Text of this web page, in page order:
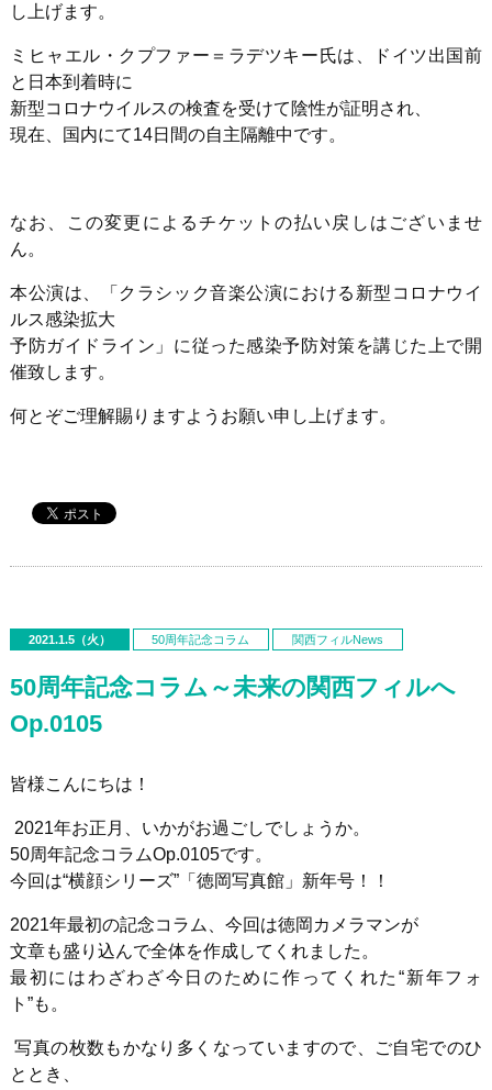
し上げます。
ミヒャエル・クプファー＝ラデツキー氏は、ドイツ出国前
と日本到着時に
新型コロナウイルスの検査を受けて陰性が証明され、
現在、国内にて14日間の自主隔離中です。
なお、この変更によるチケットの払い戻しはございませ
ん。
本公演は、「クラシック音楽公演における新型コロナウイ
ルス感染拡大
予防ガイドライン」に従った感染予防対策を講じた上で開
催致します。
何とぞご理解賜りますようお願い申し上げます。
2021.1.5（火） 50周年記念コラム 関西フィルNews
50周年記念コラム～未来の関西フィルへ
Op.0105
皆様こんにちは！
2021年お正月、いかがお過ごしでしょうか。
50周年記念コラムOp.0105です。
今回は“横顔シリーズ”「徳岡写真館」新年号！！
2021年最初の記念コラム、今回は徳岡カメラマンが
文章も盛り込んで全体を作成してくれました。
最初にはわざわざ今日のために作ってくれた“新年フォ
ト”も。
写真の枚数もかなり多くなっていますので、ご自宅でのひ
ととき、